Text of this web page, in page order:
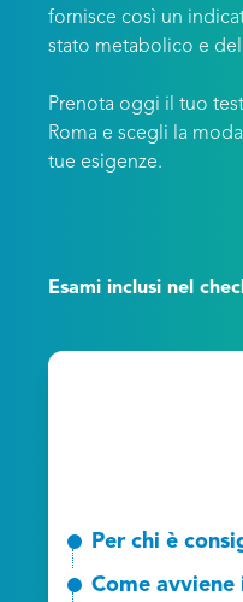
fornisce così un
stato metabolico e
Prenota oggi il tuo
Roma e scegli la
tue esigenze.
Esami inclusi nel
Per chi è
Come avviene